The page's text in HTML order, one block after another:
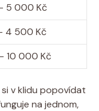
5 000 Kč
4 500 Kč
10 000 Kč
v klidu popovídat
na jednom,